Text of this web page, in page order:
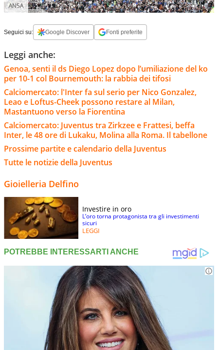
ANSA
Seguici su: Google Discover Fonti preferite
Leggi anche:
Genoa, senti il ds Diego Lopez dopo l’umiliazione del ko
per 10-1 col Bournemouth: la rabbia dei tifosi
Calciomercato: l'Inter fa sul serio per Nico Gonzalez,
Leao e Loftus-Cheek possono restare al Milan,
Mastantuono verso la Fiorentina
Calciomercato: Juventus tra Zirkzee e Frattesi, beffa
Inter, le 48 ore di Lukaku, Molina alla Roma. Il tabellone
Prossime partite e calendario della Juventus
Tutte le notizie della Juventus
Gioielleria Delfino
Investire in oro
L’oro torna protagonista tra gli investimenti
sicuri
LEGGI